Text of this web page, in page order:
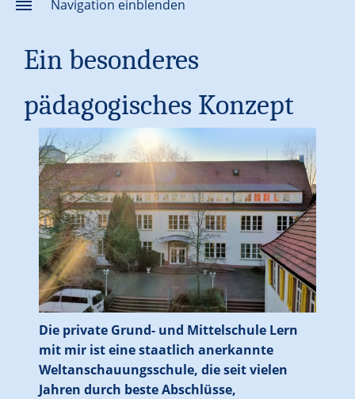
Navigation einblenden
Ein besonderes
pädagogisches Konzept
Die private Grund- und Mittelschule Lern
mit mir ist eine staatlich anerkannte
Weltanschauungsschule, die seit vielen
Jahren durch beste Abschlüsse,